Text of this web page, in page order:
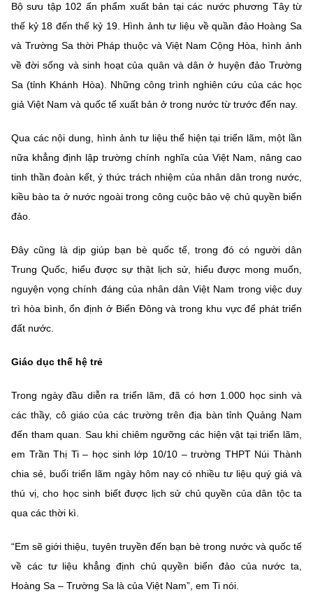
Bộ sưu tập 102 ấn phẩm xuất bản tại các nước phương Tây từ
thế kỷ 18 đến thế kỷ 19. Hình ảnh tư liệu về quần đảo Hoàng Sa
và Trường Sa thời Pháp thuộc và Việt Nam Cộng Hòa, hình ảnh
về đời sống và sinh hoạt của quân và dân ở huyện đảo Trường
Sa (tỉnh Khánh Hòa). Những công trình nghiên cứu của các học
giả Việt Nam và quốc tế xuất bản ở trong nước từ trước đến nay.
Qua các nội dung, hình ảnh tư liệu thể hiện tại triển lãm, một lần
nữa khẳng định lập trường chính nghĩa của Việt Nam, nâng cao
tinh thần đoàn kết, ý thức trách nhiệm của nhân dân trong nước,
kiều bào ta ở nước ngoài trong công cuộc bảo vệ chủ quyền biển
đảo.
Đây cũng là dịp giúp bạn bè quốc tế, trong đó có người dân
Trung Quốc, hiểu được sự thật lịch sử, hiểu được mong muốn,
nguyện vọng chính đáng của nhân dân Việt Nam trong việc duy
trì hòa bình, ổn định ở Biển Đông và trong khu vực để phát triển
đất nước.
Giáo dục thế hệ trẻ
Trong ngày đầu diễn ra triển lãm, đã có hơn 1.000 học sinh và
các thầy, cô giáo của các trường trên địa bàn tỉnh Quảng Nam
đến tham quan. Sau khi chiêm ngưỡng các hiện vật tại triển lãm,
em Trần Thị Ti – học sinh lớp 10/10 – trường THPT Núi Thành
chia sẻ, buổi triển lãm ngày hôm nay có nhiều tư liệu quý giá và
thú vị, cho học sinh biết được lịch sử chủ quyền của dân tộc ta
qua các thời kì.
“Em sẽ giới thiệu, tuyên truyền đến bạn bè trong nước và quốc tế
về các tư liệu khẳng định chủ quyền biển đảo của nước ta,
Hoàng Sa – Trường Sa là của Việt Nam”, em Ti nói.